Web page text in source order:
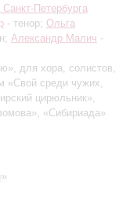
Петербурга
- тенор; Ольга
Александр Малич -
для хора, солистов,
«Свой среди чужих,
цирюльник»,
«Сибириада»
»